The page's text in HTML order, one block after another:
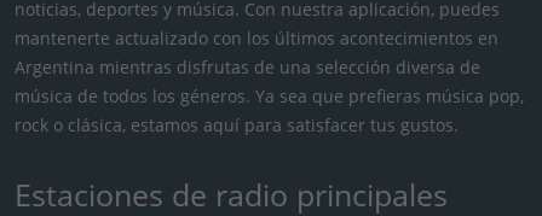
noticias, deportes y música. Con nuestra aplicación, puedes
mantenerte actualizado con los últimos acontecimientos en
Argentina mientras disfrutas de una selección diversa de
música de todos los géneros. Ya sea que prefieras música pop,
rock o clásica, estamos aquí para satisfacer tus gustos.
Estaciones de radio principales